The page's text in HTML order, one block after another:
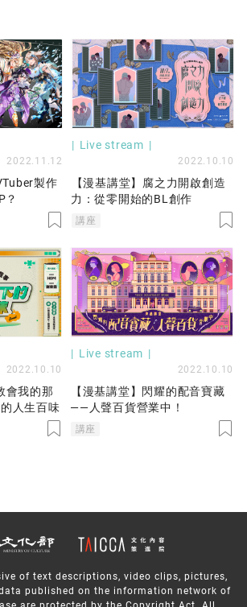
2022.11.12
製作
？
Live stream
2022.10.10
【漫基講堂】腐之力開啟創造
力：從零開始的BL創作
講座
2022.10.10
會我的那
人生百味
Live stream
2022.10.10
【漫基講堂】閃耀的配音寶藏
——人聲百貨營業中！
講座
of text descriptions, video clips, pictures,
published on the information network of